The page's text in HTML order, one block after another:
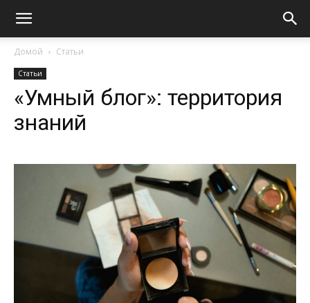
Домой Статьи
Статьи
«Умный блог»: территория
знаний